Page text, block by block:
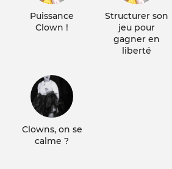
Puissance
Clown !
Structurer son
jeu pour
gagner en
liberté
Clowns, on se
calme ?